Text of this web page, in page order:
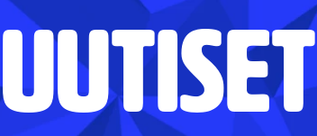
UUTISET